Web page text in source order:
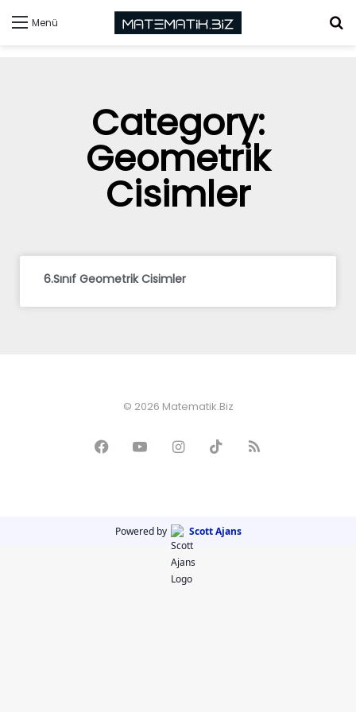
Menü
Category:
Geometrik
Cisimler
6.Sınıf Geometrik Cisimler
© 2026 Matematik.Biz
Powered by Scott Ajans